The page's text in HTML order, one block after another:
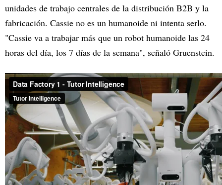
unidades de trabajo centrales de la distribución B2B y la
fabricación. Cassie no es un humanoide ni intenta serlo.
"Cassie va a trabajar más que un robot humanoide las 24
horas del día, los 7 días de la semana", señaló Gruenstein.